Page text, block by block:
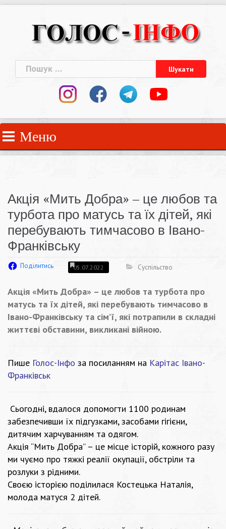
Пошук:
Меню
Акція «Мить Добра» – це любов та
турбота про матусь та їх дітей, які
перебувають тимчасово в Івано-
Франківську
Поділитись 05.07.2022 Суспільство
Акція «Мить Добра» – це любов та турбота про
матусь та їх дітей, які перебувають тимчасово в
Івано-Франківську та сім’ї, які потрапили в складні
життєві обставини, викликані війною.
Пише Голос-Інфо за посиланням на Карітас Івано-
Франківськ
Сьогодні, вдалося допомогти 1100 родинам
забезпечивши їх підгузками, засобами гігієни,
дитячим харчуванням та одягом.
Акція “Мить Добра” – це місце історій, кожного разу
ми чуємо про тяжкі реалії окупації, обстріли та
розлуки з рідними.
Своєю історією поділилася Костецька Наталія,
молода матуся 2 дітей.